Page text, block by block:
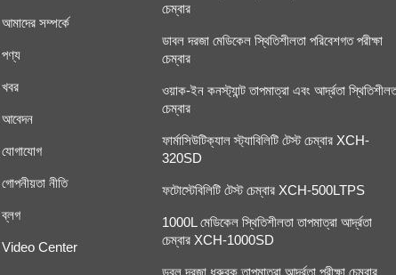
আমাদের সম্পর্কে
পণ্য
খবর
আবেদন
যোগাযোগ
গোপনীয়তা নীতি
ব্লগ
Video Center
চেম্বার
ডাবল দরজা মেডিকেল স্থিতিশীলতা পরিবেশগত পরীক্ষা
চেম্বার
ওয়াক-ইন কনস্ট্যান্ট তাপমাত্রা এবং আর্দ্রতা
চেম্বার
ফার্মাসিউটিক্যাল স্ট্যাবিলিটি টেস্ট চেম্বার XCH-
320SD
ফটোস্টেবিলিটি টেস্ট চেম্বার XCH-500LTPS
1000L মেডিকেল স্থিতিশীলতা তাপমাত্রা আর্দ্রতা
চেম্বার XCH-1000SD